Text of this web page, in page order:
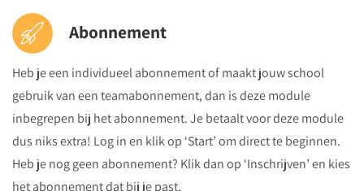
Abonnement
Heb je een individueel abonnement of maakt jouw school
gebruik van een teamabonnement, dan is deze module
inbegrepen bij het abonnement. Je betaalt voor deze module
dus niks extra! Log in en klik op ‘Start’ om direct te beginnen.
Heb je nog geen abonnement? Klik dan op ‘Inschrijven’ en kies
het abonnement dat bij je past.